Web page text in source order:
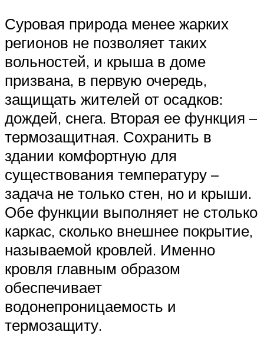
Суровая природа менее жарких
регионов не позволяет таких
вольностей, и крыша в доме
призвана, в первую очередь,
защищать жителей от осадков:
дождей, снега. Вторая ее функция –
термозащитная. Сохранить в
здании комфортную для
существования температуру –
задача не только стен, но и крыши.
Обе функции выполняет не столько
каркас, сколько внешнее покрытие,
называемой кровлей. Именно
кровля главным образом
обеспечивает
водонепроницаемость и
термозащиту.